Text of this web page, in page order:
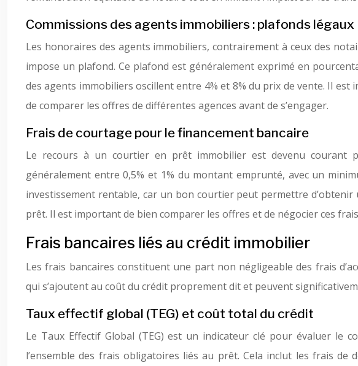
Commissions des agents immobiliers : plafonds légaux
Les honoraires des agents immobiliers, contrairement à ceux des
impose un plafond. Ce plafond est généralement exprimé en
des agents immobiliers oscillent entre 4% et 8% du prix de vente. Il
de comparer les offres de différentes agences avant de s’engager.
Frais de courtage pour le financement bancaire
Le recours à un courtier en prêt immobilier est devenu courant
généralement entre 0,5% et 1% du montant emprunté, avec un
investissement rentable, car un bon courtier peut permettre
prêt. Il est important de bien comparer les offres et de négocier ces
Frais bancaires liés au crédit immobilier
Les frais bancaires constituent une part non négligeable des frais
qui s’ajoutent au coût du crédit proprement dit et peuvent
Taux effectif global (TEG) et coût total du crédit
Le Taux Effectif Global (TEG) est un indicateur clé pour évaluer le
l’ensemble des frais obligatoires liés au prêt. Cela inclut les frais